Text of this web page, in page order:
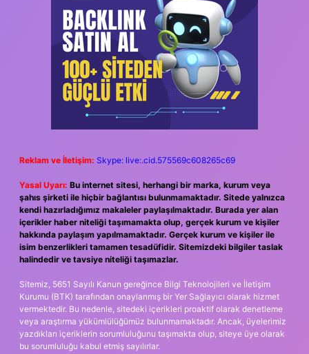
Reklam ve İletişim: Skype: live:.cid.575569c608265c69
Yasal Uyarı: Bu internet sitesi, herhangi bir marka, kurum veya
şahıs şirketi ile hiçbir bağlantısı bulunmamaktadır. Sitede yalnızca
kendi hazırladığımız makaleler paylaşılmaktadır. Burada yer alan
içerikler haber niteliği taşımamakta olup, gerçek kurum ve kişiler
hakkında paylaşım yapılmamaktadır. Gerçek kurum ve kişiler ile
isim benzerlikleri tamamen tesadüfidir. Sitemizdeki bilgiler taslak
halindedir ve tavsiye niteliği taşımazlar.
Sitemiz, 5651 Sayılı Kanun gereğince Bilgi Teknolojileri ve İletişim
Kurumu (BTK) tarafından onaylanmış bir Yer Sağlayıcı olarak hizmet
vermektedir. Bu nedenle, sitedeki içerikleri proaktif olarak denetleme
veya araştırma yükümlülüğümüz bulunmamaktadır. Ancak, üyelerimiz
yazdıkları içeriklerin sorumluluğunu taşımakta olup, siteye üye olarak
bu sorumluluğu kabul etmiş sayılırlar.